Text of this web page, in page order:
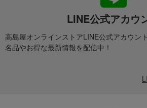
LINE公式アカウ
高島屋オンラインストアLINE公式アカウン
名品やお得な最新情報を配信中！